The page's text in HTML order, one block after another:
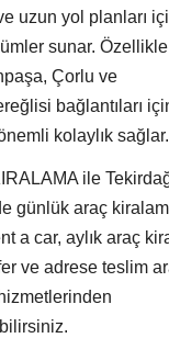
uzun yol planları
sunar. Özellikle
Çorlu ve
bağlantıları
kolaylık sağlar.
ile
günlük araç
a car, aylık araç
ve adrese teslim